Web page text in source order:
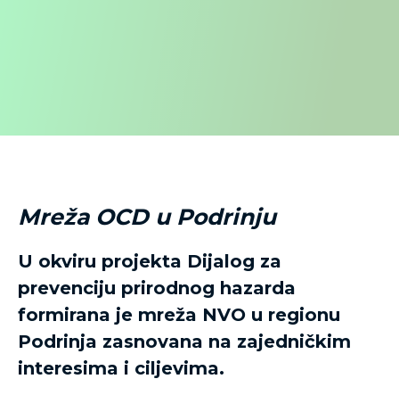
Mreža OCD u Podrinju
U okviru projekta Dijalog za
prevenciju prirodnog hazarda
formirana je mreža NVO u regionu
Podrinja zasnovana na zajedničkim
interesima i ciljevima.